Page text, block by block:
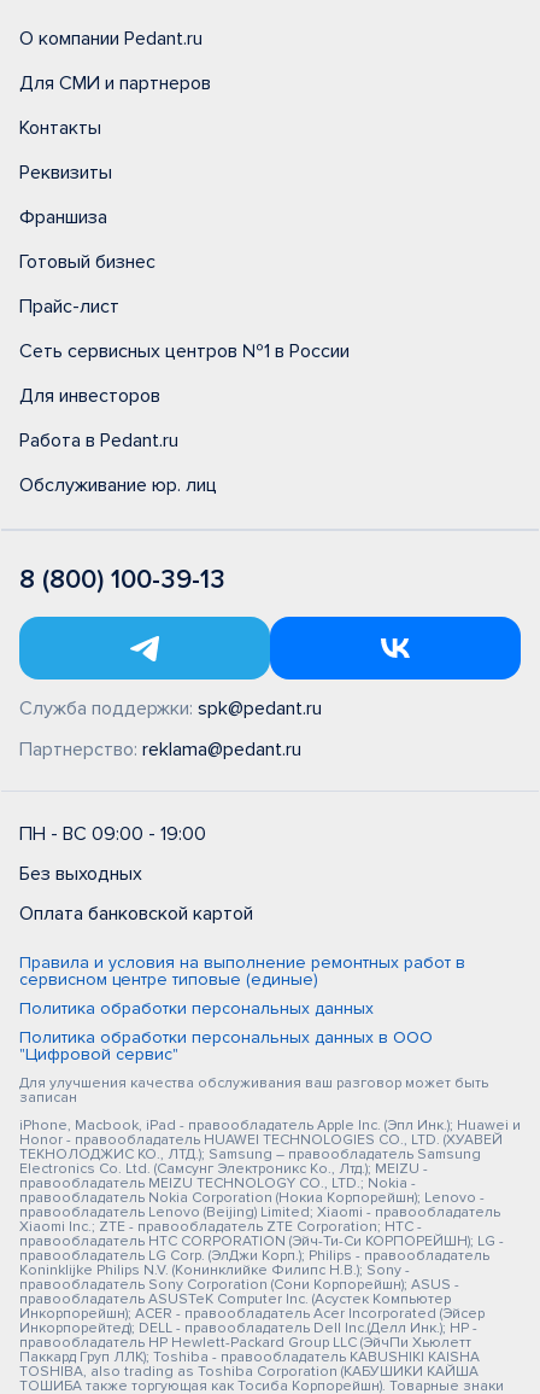
О компании Pedant.ru
Для СМИ и партнеров
Контакты
Реквизиты
Франшиза
Готовый бизнес
Прайс-лист
Сеть сервисных центров №1 в России
Для инвесторов
Работа в Pedant.ru
Обслуживание юр. лиц
8 (800) 100-39-13
Служба поддержки: spk@pedant.ru
Партнерство: reklama@pedant.ru
ПН - ВС 09:00 - 19:00
Без выходных
Оплата банковской картой
Правила и условия на выполнение ремонтных работ в
сервисном центре типовые (единые)
Политика обработки персональных данных
Политика обработки персональных данных в ООО
"Цифровой сервис"
Для улучшения качества обслуживания ваш разговор может быть
записан
iPhone, Macbook, iPad - правообладатель Apple Inc. (Эпл Инк.); Huawei и
Honor - правообладатель HUAWEI TECHNOLOGIES CO., LTD. (ХУАВЕЙ
ТЕКНОЛОДЖИС КО., ЛТД.); Samsung – правообладатель Samsung
Electronics Co. Ltd. (Самсунг Электроникс Ко., Лтд.); MEIZU -
правообладатель MEIZU TECHNOLOGY CO., LTD.; Nokia -
правообладатель Nokia Corporation (Нокиа Корпорейшн); Lenovo -
правообладатель Lenovo (Beijing) Limited; Xiaomi - правообладатель
Xiaomi Inc.; ZTE - правообладатель ZTE Corporation; HTC -
правообладатель HTC CORPORATION (Эйч-Ти-Си КОРПОРЕЙШН); LG -
правообладатель LG Corp. (ЭлДжи Корп.); Philips - правообладатель
Koninklijke Philips N.V. (Конинклийке Филипс Н.В.); Sony -
правообладатель Sony Corporation (Сони Корпорейшн); ASUS -
правообладатель ASUSTeK Computer Inc. (Асустек Компьютер
Инкорпорейшн); ACER - правообладатель Acer Incorporated (Эйсер
Инкорпорейтед); DELL - правообладатель Dell Inc.(Делл Инк.); HP -
правообладатель HP Hewlett-Packard Group LLC (ЭйчПи Хьюлетт
Паккард Груп ЛЛК); Toshiba - правообладатель KABUSHIKI KAISHA
TOSHIBA, also trading as Toshiba Corporation (КАБУШИКИ КАЙША
ТОШИБА также торгующая как Тосиба Корпорейшн). Товарные знаки